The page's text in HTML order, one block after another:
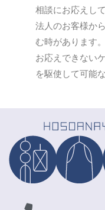
相談にお応えし
法人のお客様か
む時があります。
お応えできない
を駆使して可能